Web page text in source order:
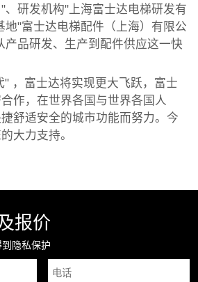
、研发机构"上海富士达电梯研发有
地"富士达电梯配件（上海）有限公
产品研发、生产到配件供应这一快
" ，富士达将实现更大飞跃，富士
作，在世界各国与世界各国人
舒适安全的城市功能而努力。今
大力支持。
报价
隐私保护